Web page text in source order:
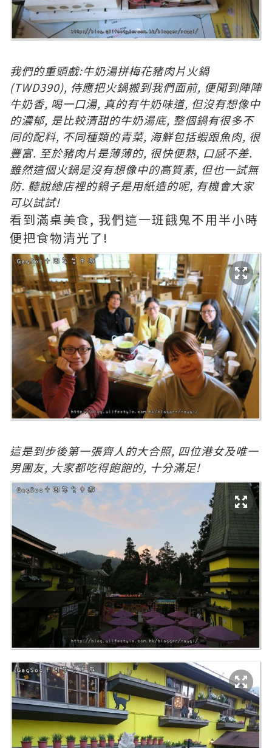
我們的重頭戲:牛奶湯拼梅花豬肉片火鍋
(TWD390), 侍應把火鍋搬到我們面前, 便聞到陣陣
牛奶香, 喝一口湯, 真的有牛奶味道, 但沒有想像中
的濃郁, 是比較清甜的牛奶湯底, 整個鍋有很多不
同的配料, 不同種類的青菜, 海鮮包括蝦跟魚肉, 很
豐富. 至於豬肉片是薄薄的, 很快便熟, 口感不差.
雖然這個火鍋是沒有想像中的高質素, 但也一試無
防. 聽說總店裡的鍋子是用紙造的呢, 有機會大家
可以試試!
看到滿桌美食, 我們這一班餓鬼不用半小時
便把食物清光了!
這是到步後第一張齊人的大合照, 四位港女及唯一
男團友, 大家都吃得飽飽的, 十分滿足!